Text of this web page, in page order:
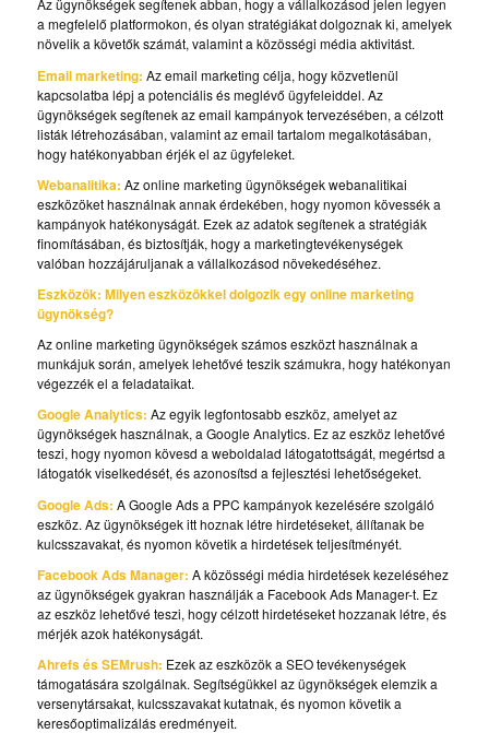
Az ügynökségek segítenek abban, hogy a vállalkozásod jelen legyen
a megfelelő platformokon, és olyan stratégiákat dolgoznak ki, amelyek
növelik a követők számát, valamint a közösségi média aktivitást.
Email marketing: Az email marketing célja, hogy közvetlenül
kapcsolatba lépj a potenciális és meglévő ügyfeleiddel. Az
ügynökségek segítenek az email kampányok tervezésében, a célzott
listák létrehozásában, valamint az email tartalom megalkotásában,
hogy hatékonyabban érjék el az ügyfeleket.
Webanalitika: Az online marketing ügynökségek webanalitikai
eszközöket használnak annak érdekében, hogy nyomon kövessék a
kampányok hatékonyságát. Ezek az adatok segítenek a stratégiák
finomításában, és biztosítják, hogy a marketingtevékenységek
valóban hozzájáruljanak a vállalkozásod növekedéséhez.
Eszközök: Milyen eszközökkel dolgozik egy online marketing
ügynökség?
Az online marketing ügynökségek számos eszközt használnak a
munkájuk során, amelyek lehetővé teszik számukra, hogy hatékonyan
végezzék el a feladataikat.
Google Analytics: Az egyik legfontosabb eszköz, amelyet az
ügynökségek használnak, a Google Analytics. Ez az eszköz lehetővé
teszi, hogy nyomon kövesd a weboldalad látogatottságát, megértsd a
látogatók viselkedését, és azonosítsd a fejlesztési lehetőségeket.
Google Ads: A Google Ads a PPC kampányok kezelésére szolgáló
eszköz. Az ügynökségek itt hoznak létre hirdetéseket, állítanak be
kulcsszavakat, és nyomon követik a hirdetések teljesítményét.
Facebook Ads Manager: A közösségi média hirdetések kezeléséhez
az ügynökségek gyakran használják a Facebook Ads Manager-t. Ez
az eszköz lehetővé teszi, hogy célzott hirdetéseket hozzanak létre, és
mérjék azok hatékonyságát.
Ahrefs és SEMrush: Ezek az eszközök a SEO tevékenységek
támogatására szolgálnak. Segítségükkel az ügynökségek elemzik a
versenytársakat, kulcsszavakat kutatnak, és nyomon követik a
keresőoptimalizálás eredményeit.